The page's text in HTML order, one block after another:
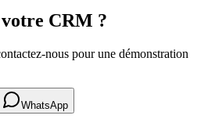
CRM ?
nous pour une démonstration
WhatsApp